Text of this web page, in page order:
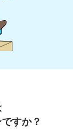
すか？